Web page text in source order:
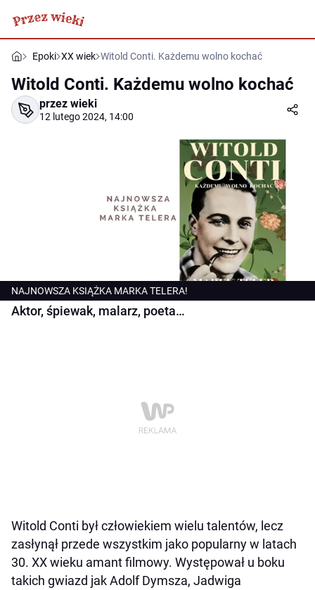
Epoki XX wiek Witold Conti. Każdemu wolno kochać
Witold Conti. Każdemu wolno kochać
przez wieki
12 lutego 2024, 14:00
NAJNOWSZA KSIĄŻKA MARKA TELERA!
Aktor, śpiewak, malarz, poeta…
Witold Conti był człowiekiem wielu talentów, lecz
zasłynął przede wszystkim jako popularny w latach
30. XX wieku amant filmowy. Występował u boku
takich gwiazd jak Adolf Dymsza, Jadwiga